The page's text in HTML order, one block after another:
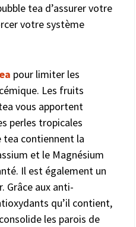
tea d’assurer votre
votre système
pour limiter les
Les fruits
vous apportent
perles tropicales
tea contiennent la
et le Magnésium
Il est également un
Grâce aux anti-
qu’il contient,
les parois de